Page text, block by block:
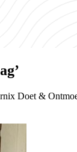
Doet &